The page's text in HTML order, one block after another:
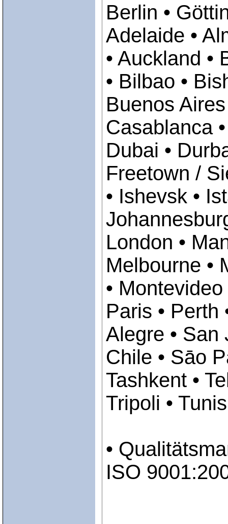
Berlin •
Adelaide •
• Auckland •
• Bilbao •
Buenos
Casablanca
Dubai •
Freetown /
• Ishevsk •
London •
Melbourne •
• Montevideo
Paris • Perth
Alegre • San
Chile • Sāo
Tashkent •
Tripoli •
•
ISO